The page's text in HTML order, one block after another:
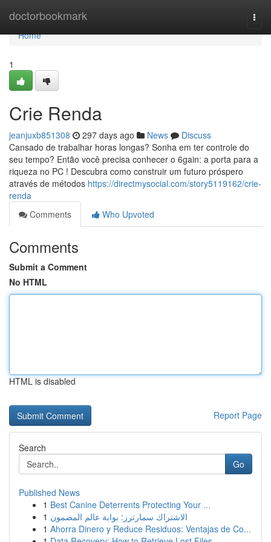
doctorbookmark
Home
Home
1
Crie Renda
jeanjuxb851308 297 days ago News
Discuss
Cansado de trabalhar horas longas? Sonha em ter controle do
seu tempo? Então você precisa conhecer o 6gain: a porta para a
riqueza no PC ! Descubra como construir um futuro próspero
através de métodos https://directmysocial.com/story5119162/crie-
renda
Comments
Who Upvoted
Comments
Submit a Comment
No HTML
HTML is disabled
Report Page
Search
Go
Published News
1 Best Canine Deterrents Protecting Your ...
1 الاشتراك سمارترز: بوابة عالم المضمون
1 Ahorra Dinero y Reduce Residuos: Ventajas de Co...